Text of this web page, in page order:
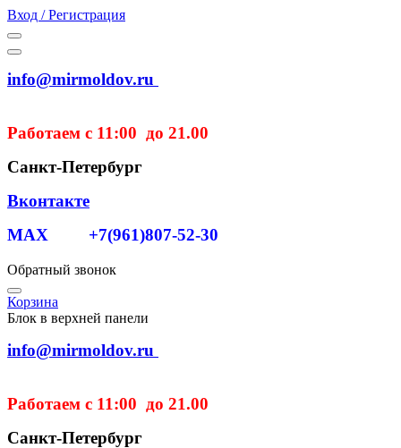
Вход / Регистрация
info@mirmoldov.ru
Работаем с 11:00 до 21.00
Санкт-Петербург
Вконтакте
MAX +7(961)807-52-30
Обратный звонок
Корзина
Блок в верхней панели
info@mirmoldov.ru
Работаем с 11:00 до 21.00
Санкт-Петербург